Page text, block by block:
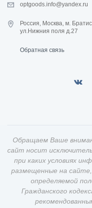
optgoods.info@yandex.ru
Россия, Москва, м.
ул.Нижния поля д.27
Обратная связь
Обращаем Ваше
сайт носит
при каких условиях
размещенные на
определяемой
Гражданского